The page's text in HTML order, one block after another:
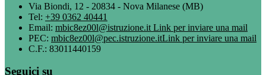
Via Biondi, 12 - 20834 - Nova Milanese (MB)
Tel: +39 0362 40441
Email: mbic8ez00l@istruzione.it Link per inviare una mail
PEC: mbic8ez00l@pec.istruzione.itLink per inviare una mail
C.F.: 83011440159
Seguici su